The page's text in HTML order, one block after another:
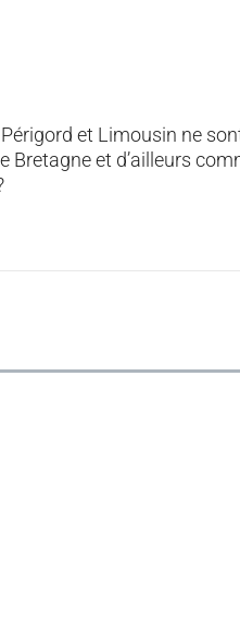
et Limousin ne
Bretagne et d’ailleurs